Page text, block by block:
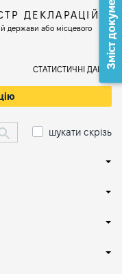
ДЕКЛАРАЦІЙ
держави або місцевого
СТАТИСТИЧНІ ДАНІ
шукати скрізь
Зміст документа